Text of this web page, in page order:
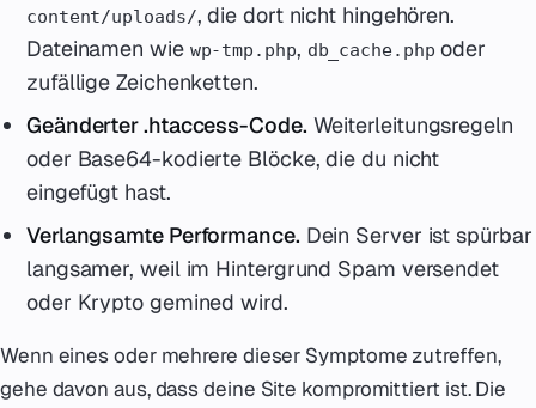
content/uploads/, die dort nicht hingehören.
Dateinamen wie wp-tmp.php, db_cache.php oder
zufällige Zeichenketten.
Geänderter .htaccess-Code. Weiterleitungsregeln
oder Base64-kodierte Blöcke, die du nicht
eingefügt hast.
Verlangsamte Performance. Dein Server ist spürbar
langsamer, weil im Hintergrund Spam versendet
oder Krypto gemined wird.
Wenn eines oder mehrere dieser Symptome zutreffen,
gehe davon aus, dass deine Site kompromittiert ist. Die